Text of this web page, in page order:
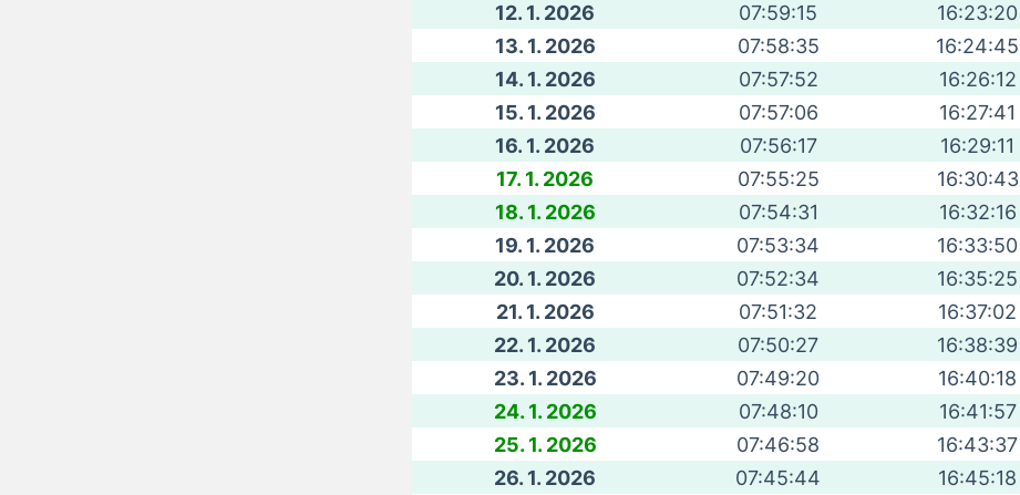
12. 1. 2026
07:59:15
16:23:20
13. 1. 2026
07:58:35
16:24:45
14. 1. 2026
07:57:52
16:26:12
15. 1. 2026
07:57:06
16:27:41
16. 1. 2026
07:56:17
16:29:11
17. 1. 2026
07:55:25
16:30:43
18. 1. 2026
07:54:31
16:32:16
19. 1. 2026
07:53:34
16:33:50
20. 1. 2026
07:52:34
16:35:25
21. 1. 2026
07:51:32
16:37:02
22. 1. 2026
07:50:27
16:38:39
23. 1. 2026
07:49:20
16:40:18
24. 1. 2026
07:48:10
16:41:57
25. 1. 2026
07:46:58
16:43:37
26. 1. 2026
07:45:44
16:45:18